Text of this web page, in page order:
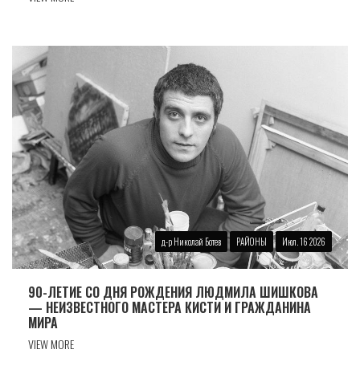
д-р Николай Ботев РАЙОНЫ Июл. 16 2026
90-ЛЕТИЕ СО ДНЯ РОЖДЕНИЯ ЛЮДМИЛА ШИШКОВА
— НЕИЗВЕСТНОГО МАСТЕРА КИСТИ И ГРАЖДАНИНА
МИРА
VIEW MORE